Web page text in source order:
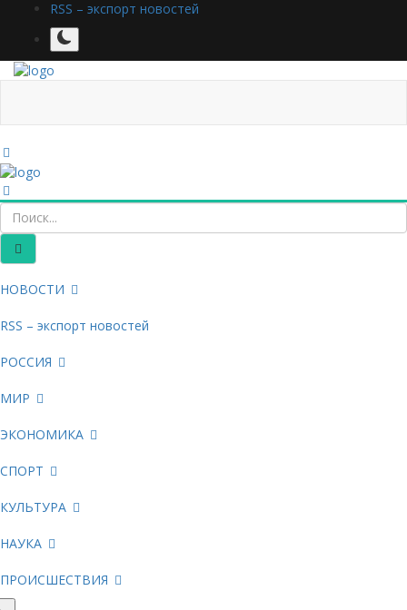
RSS – экспорт новостей
НОВОСТИ
RSS – экспорт новостей
РОССИЯ
МИР
ЭКОНОМИКА
СПОРТ
КУЛЬТУРА
НАУКА
ПРОИСШЕСТВИЯ